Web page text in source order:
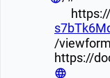
/
https://